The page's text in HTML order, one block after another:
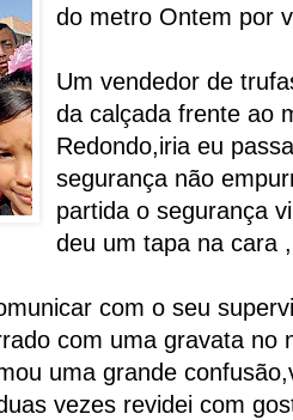
do metro Ontem por
Um vendedor de
da calçada frente ao
Redondo,iria eu
segurança não
partida o segurança
deu um tapa na cara
com o seu
com uma gravata no
uma grande
vezes revidei com